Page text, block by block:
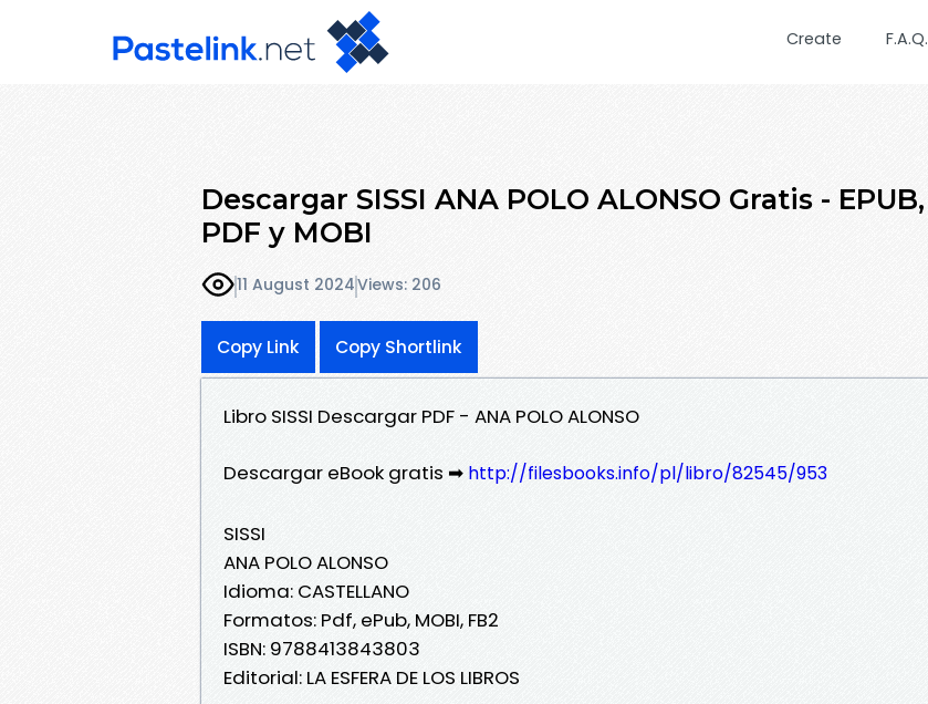
Create F.A.Q.
Descargar SISSI ANA POLO ALONSO Gratis - EPUB,
PDF y MOBI
11 August 2024Views: 206
Copy Link Copy Shortlink
Libro SISSI Descargar PDF - ANA POLO ALONSO
Descargar eBook gratis ➡ http://filesbooks.info/pl/libro/82545/953
SISSI
ANA POLO ALONSO
Idioma: CASTELLANO
Formatos: Pdf, ePub, MOBI, FB2
ISBN: 9788413843803
Editorial: LA ESFERA DE LOS LIBROS